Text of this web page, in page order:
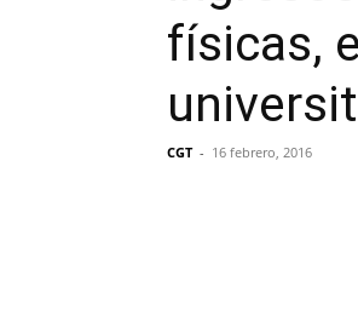
físicas,
CGT - 16 febrero, 2016